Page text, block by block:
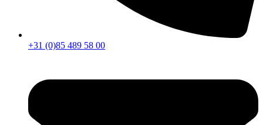
+31 (0)85 489 58 00